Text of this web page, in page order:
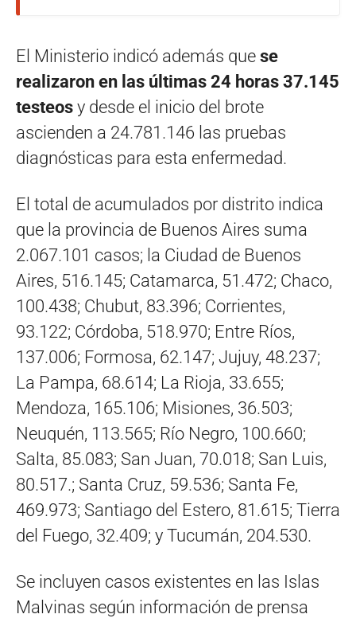
El Ministerio indicó además que se
realizaron en las últimas 24 horas 37.145
testeos y desde el inicio del brote
ascienden a 24.781.146 las pruebas
diagnósticas para esta enfermedad.
El total de acumulados por distrito indica
que la provincia de Buenos Aires suma
2.067.101 casos; la Ciudad de Buenos
Aires, 516.145; Catamarca, 51.472; Chaco,
100.438; Chubut, 83.396; Corrientes,
93.122; Córdoba, 518.970; Entre Ríos,
137.006; Formosa, 62.147; Jujuy, 48.237;
La Pampa, 68.614; La Rioja, 33.655;
Mendoza, 165.106; Misiones, 36.503;
Neuquén, 113.565; Río Negro, 100.660;
Salta, 85.083; San Juan, 70.018; San Luis,
80.517.; Santa Cruz, 59.536; Santa Fe,
469.973; Santiago del Estero, 81.615; Tierra
del Fuego, 32.409; y Tucumán, 204.530.
Se incluyen casos existentes en las Islas
Malvinas según información de prensa